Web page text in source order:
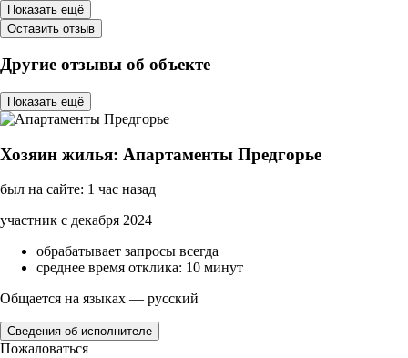
Показать ещё
Оставить отзыв
Другие отзывы об объекте
Показать ещё
Хозяин жилья: Апартаменты Предгорье
был на сайте: 1 час назад
участник с декабря 2024
обрабатывает запросы всегда
среднее время отклика: 10 минут
Общается на языках — русский
Сведения об исполнителе
Пожаловаться